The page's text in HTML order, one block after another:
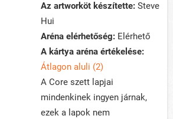
Az artworköt készítette: Steve
Hui
Aréna elérhetőség: Elérhető
A kártya aréna értékelése:
Átlagon aluli (2)
A Core szett lapjai
mindenkinek ingyen járnak,
ezek a lapok nem